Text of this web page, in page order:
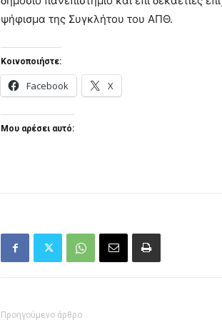
ψήφισμα της Συγκλήτου του ΑΠΘ.
Κοινοποιήστε:
Facebook X
Μου αρέσει αυτό:
Προηγούμενο άρθρο